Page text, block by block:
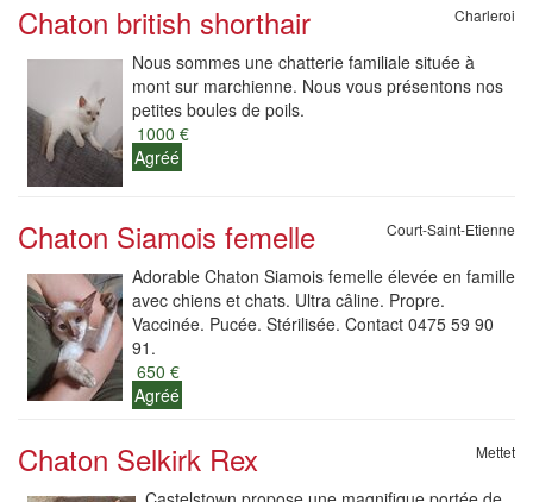
Chaton british shorthair Charleroi
Nous sommes une chatterie familiale située à
mont sur marchienne. Nous vous présentons nos
petites boules de poils.
1000 €
Agréé
Chaton Siamois femelle Court-Saint-Etienne
Adorable Chaton Siamois femelle élevée en famille
avec chiens et chats. Ultra câline. Propre.
Vaccinée. Pucée. Stérilisée. Contact 0475 59 90
91.
650 €
Agréé
Chaton Selkirk Rex Mettet